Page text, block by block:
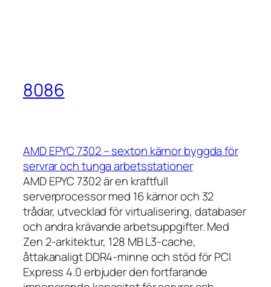
8086
AMD EPYC 7302 – sexton kärnor byggda för
servrar och tunga arbetsstationer
AMD EPYC 7302 är en kraftfull
serverprocessor med 16 kärnor och 32
trådar, utvecklad för virtualisering, databaser
och andra krävande arbetsuppgifter. Med
Zen 2-arkitektur, 128 MB L3-cache,
åttakanaligt DDR4-minne och stöd för PCI
Express 4.0 erbjuder den fortfarande